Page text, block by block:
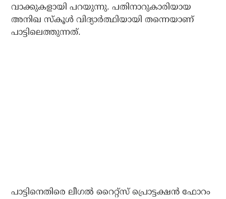
വാക്കുകളായി പറയുന്നു. പതിനാറുകാരിയായ
അനിഖ സ്‌കൂള്‍ വിദ്യാര്‍ത്ഥിയായി തന്നെയാണ്
പാട്ടിലെത്തുന്നത്.
പാട്ടിനെതിരെ ലീഗല്‍ റൈറ്റ്‌സ് പ്രൊട്ടക്ഷന്‍ ഫോറം